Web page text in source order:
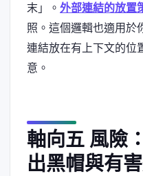
末」。 外部連結的放置
照。這個邏輯也適用於
連結放在有上下文的位
意。
軸向五 風險
出黑帽與有